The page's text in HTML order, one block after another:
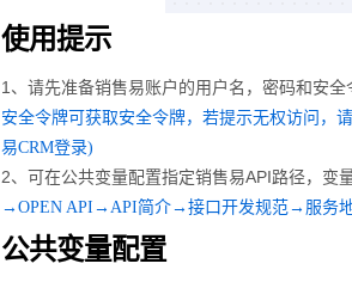
使用提示
1、请先准备销售易账户的用户名，密码和安
安全令牌可获取安全令牌，若提示无权访问
易CRM登录)
2、可在公共变量配置指定销售易API路径，
→OPEN API→API简介→接口开发规范→服务
公共变量配置